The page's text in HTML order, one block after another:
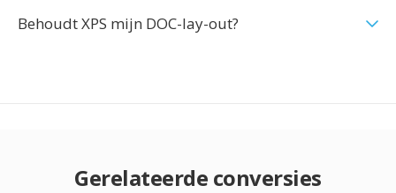
Behoudt XPS mijn DOC-lay-out?
Gerelateerde conversies